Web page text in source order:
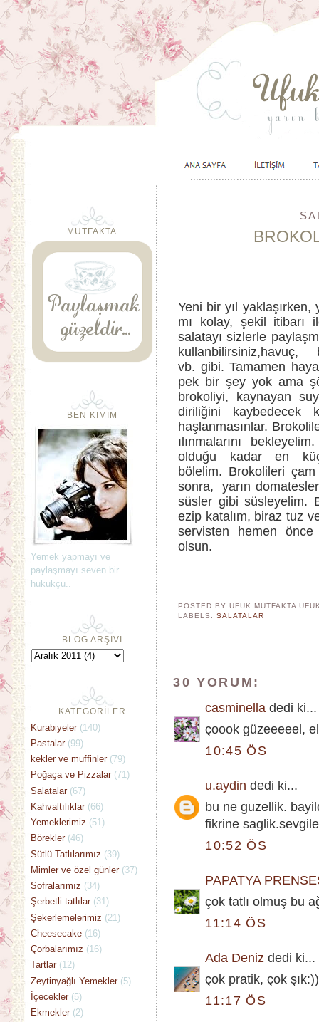
Yeni bir yıl yaklaşırken,
mı kolay, şekil itibarı
salatayı sizlerle
vb. gibi. Tamamen
pek bir şey yok ama
brokoliyi, kaynayan
diriliğini kaybedecek
haşlanmasınlar.
ılınmalarını
olduğu kadar en
bölelim. Brokolileri
sonra, yarın
süsler gibi süsleyelim.
ezip katalım, biraz tuz
servisten hemen
olsun.
POSTED BY UFUK MUTFAKTA
LABELS:SALATALAR
30 YORUM:
casminella dedi ki...
çoook güzeeeeel,
10:45 ÖS
u.aydin dedi ki...
bu ne guzellik.
fikrine
10:52 ÖS
PAPATYA
çok tatlı olmuş bu
11:14 ÖS
Ada Deniz dedi ki...
çok pratik, çok şık:))
11:17 ÖS
MUTFAKTA
BEN KIMIM
Yemek yapmayı ve
paylaşmayı seven bir
hukukçu..
BLOG ARŞİVİ
KATEGORİLER
Kurabiyeler (140)
Pastalar (99)
kekler ve muffinler (79)
Poğaça ve Pizzalar (71)
Salatalar (67)
Kahvaltılıklar (66)
Yemeklerimiz (51)
Börekler (46)
Sütlü Tatlılarımız (39)
Mimler ve özel günler (37)
Sofralarımız (34)
Şerbetli tatlılar (31)
Şekerlemelerimiz (21)
Cheesecake (16)
Çorbalarımız (16)
Tartlar (12)
Zeytinyağlı Yemekler (5)
İçecekler (5)
Ekmekler (2)